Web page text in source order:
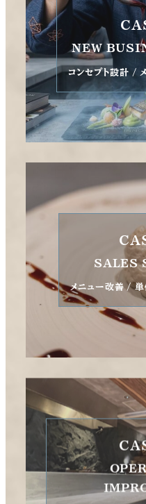
NEW
コンセプト設計 /
SALES
メニュー改善 /